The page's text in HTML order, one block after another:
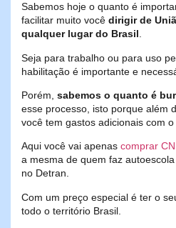
Sabemos hoje o quanto é
facilitar muito você dirigir de
qualquer lugar do Brasil.
Seja para trabalho ou para uso
habilitação é importante e
Porém, sabemos o quanto é
esse processo, isto porque além
você tem gastos adicionais com o
Aqui você vai apenas comprar
a mesma de quem faz
no Detran.
Com um preço especial é ter o
todo o território Brasil.